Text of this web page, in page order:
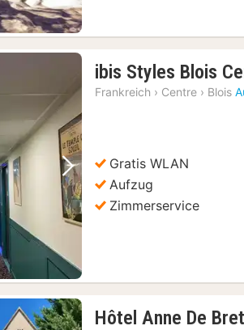
Nächstes Bild
ibis Styles Blois
Frankreich › Centre › Blois
Gratis WLAN
Aufzug
Zimmerservice
Hôtel Anne De